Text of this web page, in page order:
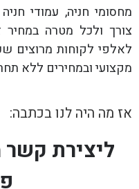
מחסומי חניה, עמודי
צורך ולכל מטרה
לאלפי לקוחות מרוצים
מקצועי ובמחירים ללא
אז מה היה לנו בכתבה:
ליצירת קשר